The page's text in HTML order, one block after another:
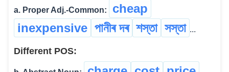
a. Proper Adj.-Common:
cheap
inexpensive পানীৰ দৰ শস্তা সস্তা ...
Different POS: